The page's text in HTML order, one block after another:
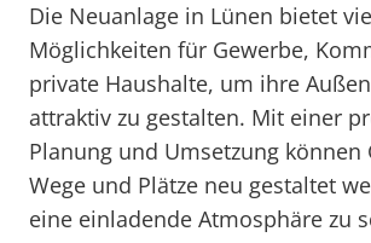
Die Neuanlage in Lünen bietet
Möglichkeiten für Gewerbe,
private Haushalte, um ihre
attraktiv zu gestalten. Mit einer
Planung und Umsetzung können
Wege und Plätze neu gestaltet
eine einladende Atmosphäre zu